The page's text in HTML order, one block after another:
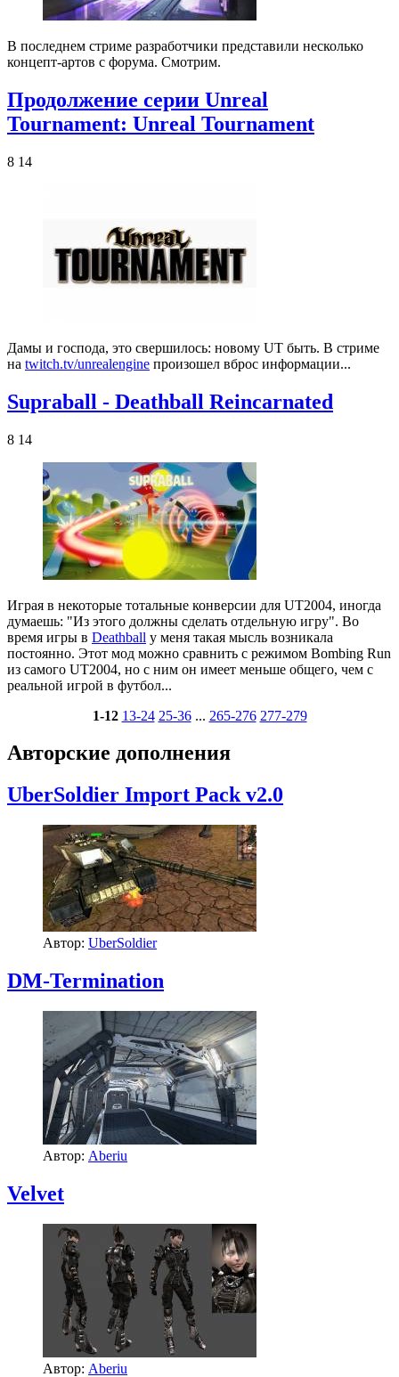
В последнем стриме разработчики представили несколько
концепт-артов с форума. Смотрим.
Продолжение серии Unreal
Tournament: Unreal Tournament
8 14
Дамы и господа, это свершилось: новому UT быть. В стриме
на twitch.tv/unrealengine произошел вброс информации...
Supraball - Deathball Reincarnated
8 14
Играя в некоторые тотальные конверсии для UT2004, иногда
думаешь: "Из этого должны сделать отдельную игру". Во
время игры в Deathball у меня такая мысль возникала
постоянно. Этот мод можно сравнить с режимом Bombing Run
из самого UT2004, но с ним он имеет меньше общего, чем с
реальной игрой в футбол...
1-12 13-24 25-36 ... 265-276 277-279
Авторские дополнения
UberSoldier Import Pack v2.0
Автор: UberSoldier
DM-Termination
Автор: Aberiu
Velvet
Автор: Aberiu